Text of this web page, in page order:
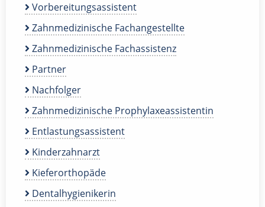
Vorbereitungsassistent
Zahnmedizinische Fachangestellte
Zahnmedizinische Fachassistenz
Partner
Nachfolger
Zahnmedizinische Prophylaxeassistentin
Entlastungsassistent
Kinderzahnarzt
Kieferorthopäde
Dentalhygienikerin